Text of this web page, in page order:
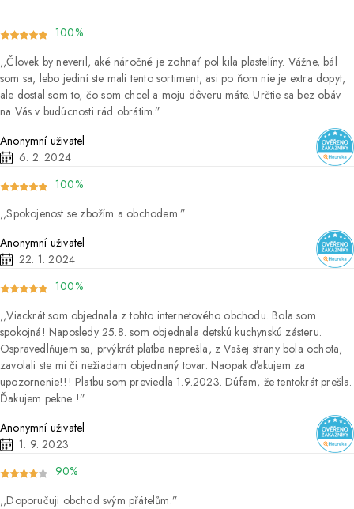
100%
Človek by neveril, aké náročné je zohnať pol kila plastelíny. Vážne, bál
som sa, lebo jediní ste mali tento sortiment, asi po ňom nie je extra dopyt,
ale dostal som to, čo som chcel a moju dôveru máte. Určtie sa bez obáv
na Vás v budúcnosti rád obrátim.
Anonymní uživatel
6. 2. 2024
100%
Spokojenost se zbožím a obchodem.
Anonymní uživatel
22. 1. 2024
100%
Viackrát som objednala z tohto internetového obchodu. Bola som
spokojná! Naposledy 25.8. som objednala detskú kuchynskú zásteru.
Ospravedlňujem sa, prvýkrát platba neprešla, z Vašej strany bola ochota,
zavolali ste mi či nežiadam objednaný tovar. Naopak ďakujem za
upozornenie!!! Platbu som previedla 1.9.2023. Dúfam, že tentokrát prešla.
Ďakujem pekne !
Anonymní uživatel
1. 9. 2023
90%
Doporučuji obchod svým přátelům.